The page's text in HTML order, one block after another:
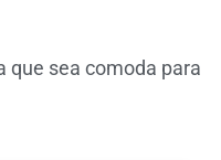
que sea comoda para